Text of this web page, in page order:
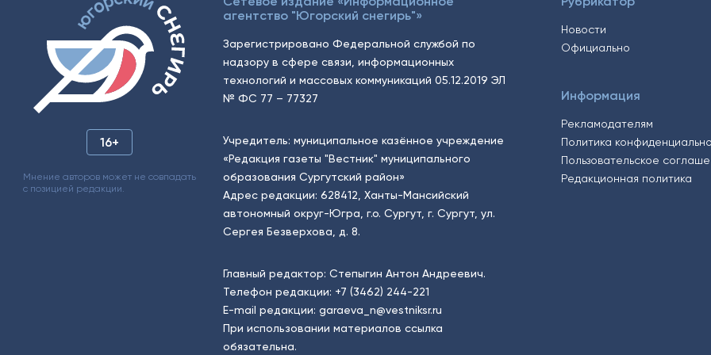
16+
Мнение авторов может не совпадать
с позицией редакции.
агентство "Югорский снегирь"»
Зарегистрировано Федеральной службой по
надзору в сфере связи, информационных
технологий и массовых коммуникаций 05.12.2019 ЭЛ
№ ФС 77 – 77327
Учредитель: муниципальное казённое учреждение
«Редакция газеты "Вестник" муниципального
образования Сургутский район»
Адрес редакции: 628412, Ханты-Мансийский
автономный округ-Югра, г.о. Сургут, г. Сургут, ул.
Сергея Безверхова, д. 8.
Главный редактор: Степыгин Антон Андреевич.
Телефон редакции: +7 (3462) 244-221
E-mail редакции: garaeva_n@vestniksr.ru
При использовании материалов ссылка
обязательна.
Новости
Официально
Информация
Рекламодателям
Политика
Пользовательское
Редакционная политика